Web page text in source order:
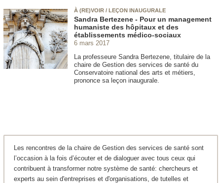
À (RE)VOIR / LEÇON INAUGURALE
Sandra Bertezene - Pour un management
humaniste des hôpitaux et des
établissements médico-sociaux
6 mars 2017
La professeure Sandra Bertezene, titulaire de la
chaire de Gestion des services de santé du
Conservatoire national des arts et métiers,
prononce sa leçon inaugurale.
Les rencontres de la chaire de Gestion des services de santé sont
l’occasion à la fois d’écouter et de dialoguer avec tous ceux qui
contribuent à transformer notre système de santé: chercheurs et
experts au sein d'entreprises et d'organisations, de tutelles et